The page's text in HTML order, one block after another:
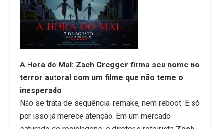
A Hora do Mal: Zach Cregger firma seu nome no
terror autoral com um filme que não teme o
inesperado
Não se trata de sequência, remake, nem reboot. E só
por isso já merece atenção. Em um mercado